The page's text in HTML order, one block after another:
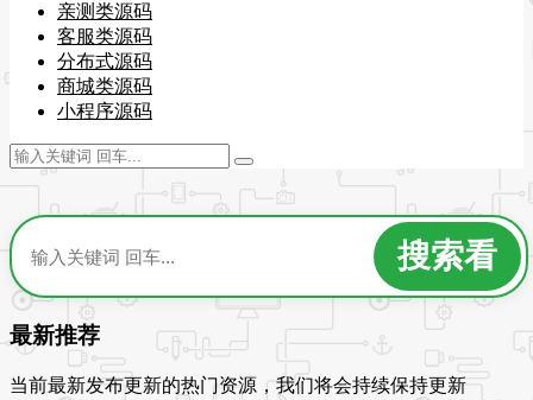
亲测类源码
客服类源码
分布式源码
商城类源码
小程序源码
最新推荐
当前最新发布更新的热门资源，我们将会持续保持更新